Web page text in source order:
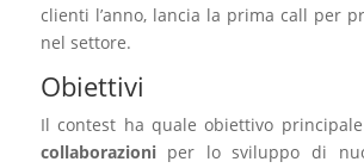
clienti l’anno, lancia la prima call per
nel settore.
Obiettivi
Il contest ha quale obiettivo
collaborazioniper lo sviluppo di